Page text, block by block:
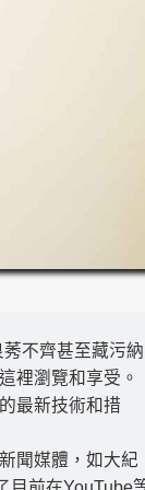
不齊甚至藏污納
裡瀏覽和享受。
最新技術和措
聞媒體，如大紀